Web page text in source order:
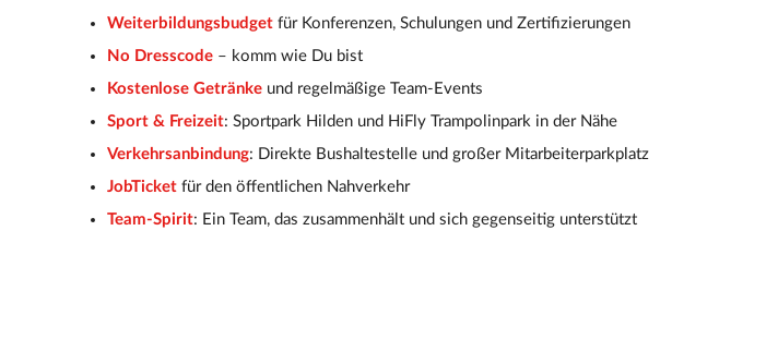
Weiterbildungsbudget für Konferenzen, Schulungen und Zertifizierungen
No Dresscode – komm wie Du bist
Kostenlose Getränke und regelmäßige Team-Events
Sport & Freizeit: Sportpark Hilden und HiFly Trampolinpark in der Nähe
Verkehrsanbindung: Direkte Bushaltestelle und großer Mitarbeiterparkplatz
JobTicket für den öffentlichen Nahverkehr
Team-Spirit: Ein Team, das zusammenhält und sich gegenseitig unterstützt